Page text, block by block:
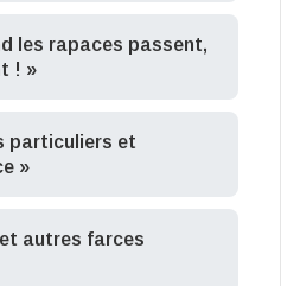
les rapaces passent,
! »
particuliers et
»
autres farces